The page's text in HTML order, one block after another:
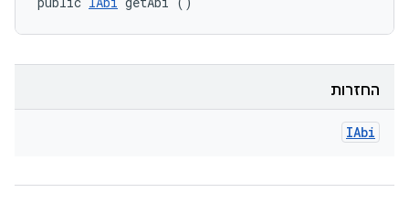
החזרות
IAbi